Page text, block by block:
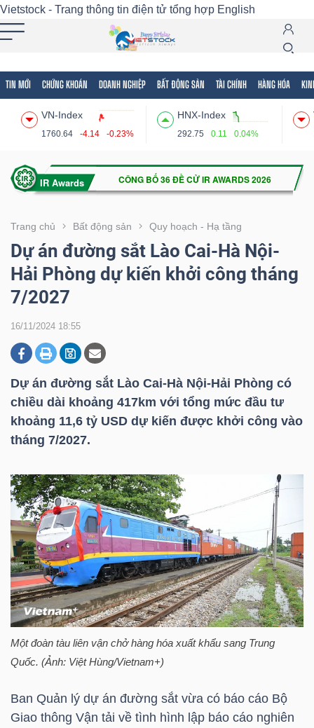
Vietstock - Trang thông tin điện tử tổng hợp English
TIN MỚI CHỨNG KHOÁN DOANH NGHIỆP BẤT ĐỘNG SẢN TÀI CHÍNH HÀNG HÓA
VN-Index
1760.64 -4.14 -0.23%
HNX-Index
292.75 0.11 0.04%
Trang chủ Bất động sản Quy hoạch - Hạ tầng
Dự án đường sắt Lào Cai-Hà Nội-
Hải Phòng dự kiến khởi công tháng
7/2027
16/11/2024 18:55
Dự án đường sắt Lào Cai-Hà Nội-Hải Phòng có
chiều dài khoảng 417km với tổng mức đầu tư
khoảng 11,6 tỷ USD dự kiến được khởi công vào
tháng 7/2027.
Một đoàn tàu liên vận chở hàng hóa xuất khẩu sang Trung
Quốc. (Ảnh: Việt Hùng/Vietnam+)
Ban Quản lý dự án đường sắt vừa có báo cáo Bộ
Giao thông Vận tải về tình hình lập báo cáo nghiên
Tất cả Tính năng Ngành Mã chứng khoán
Tính
(-)
VIETSTOCK
CHỨNG
KHOÁN
DOANH
NGHIỆP
BẤT
SẢN
TÀI
CHÍNH
HÓA
KINH